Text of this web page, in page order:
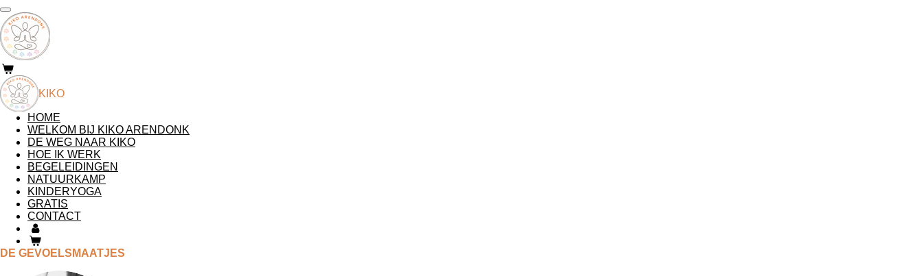
Ga
direct
naar
de
hoofdinhoud
KIKO
HOME
WELKOM BIJ KIKO ARENDONK
DE WEG NAAR KIKO
HOE IK WERK
BEGELEIDINGEN
NATUURKAMP
KINDERYOGA
GRATIS
CONTACT
DE GEVOELSMAATJES